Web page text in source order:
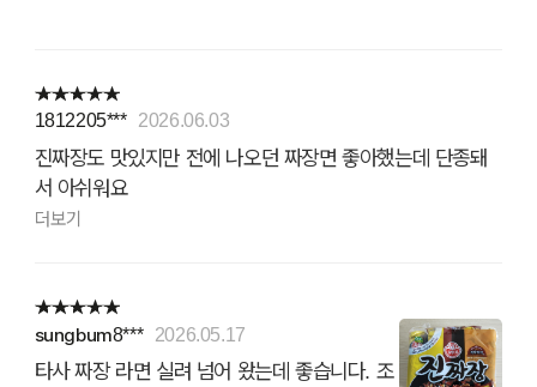
1812205*** 2026.06.03
진짜장도 맛있지만 전에 나오던 짜장면 좋아했는데 단종돼
서 아쉬워요
더보기
sungbum8*** 2026.05.17
타사 짜장 라면 실려 넘어 왔는데 좋습니다. 조